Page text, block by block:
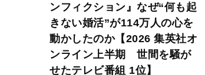
ンフィクション』なぜ“何も起
きない婚活”が114万人の心を
動かしたのか【2026 集英社オ
ンライン上半期 世間を騒が
せたテレビ番組 1位】